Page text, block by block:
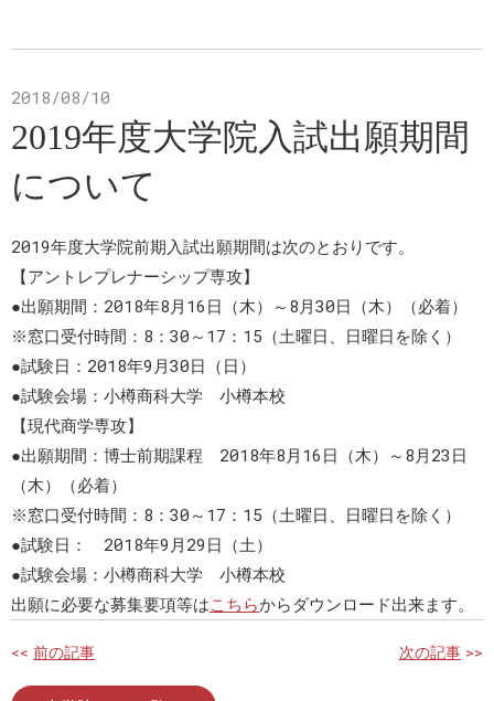
2018/08/10
2019年度大学院入試出願期間
について
2019年度大学院前期入試出願期間は次のとおりです。
【アントレプレナーシップ専攻】
●出願期間：2018年8月16日（木）～8月30日（木）（必着）
※窓口受付時間：8：30～17：15（土曜日、日曜日を除く）
●試験日：2018年9月30日（日）
●試験会場：小樽商科大学 小樽本校
【現代商学専攻】
●出願期間：博士前期課程 2018年8月16日（木）～8月23日
（木）（必着）
※窓口受付時間：8：30～17：15（土曜日、日曜日を除く）
●試験日： 2018年9月29日（土）
●試験会場：小樽商科大学 小樽本校
出願に必要な募集要項等はこちらからダウンロード出来ます。
<<前の記事 次の記事>>